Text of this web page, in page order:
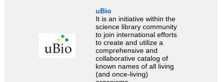
uBio
It is an initiative within the
science library community
to join international efforts
to create and utilize a
comprehensive and
collaborative catalog of
known names of all living
(and once-living)